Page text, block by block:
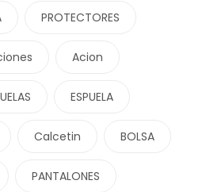
PROTECTORES
Acion
ESPUELA
Calcetin BOLSA
PANTALONES